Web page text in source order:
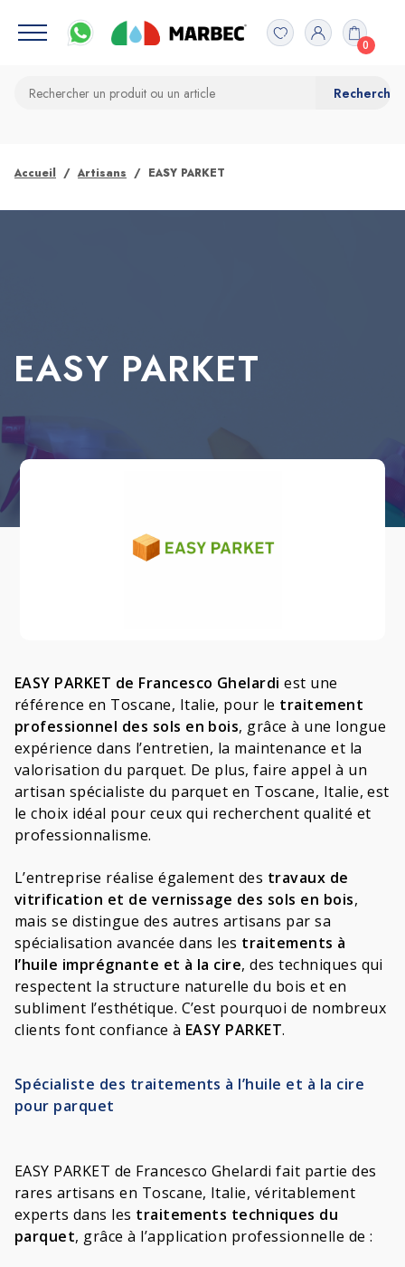
0
Accueil Artisans EASY PARKET
EASY PARKET
EASY PARKET de Francesco Ghelardi est une
référence en Toscane, Italie, pour le traitement
professionnel des sols en bois, grâce à une longue
expérience dans l’entretien, la maintenance et la
valorisation du parquet. De plus, faire appel à un
artisan spécialiste du parquet en Toscane, Italie, est
le choix idéal pour ceux qui recherchent qualité et
professionnalisme.
L’entreprise réalise également des travaux de
vitrification et de vernissage des sols en bois,
mais se distingue des autres artisans par sa
spécialisation avancée dans les traitements à
l’huile imprégnante et à la cire, des techniques qui
respectent la structure naturelle du bois et en
subliment l’esthétique. C’est pourquoi de nombreux
clients font confiance à EASY PARKET.
Spécialiste des traitements à l’huile et à la cire
pour parquet
EASY PARKET de Francesco Ghelardi fait partie des
rares artisans en Toscane, Italie, véritablement
experts dans les traitements techniques du
parquet, grâce à l’application professionnelle de :